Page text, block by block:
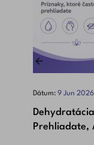
Dátum: 9 Jun 2026
Prehliadate,